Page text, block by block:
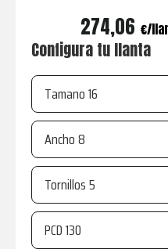
274,06 €
Configura tu llanta
Tamano
Ancho
Tornillos
PCD